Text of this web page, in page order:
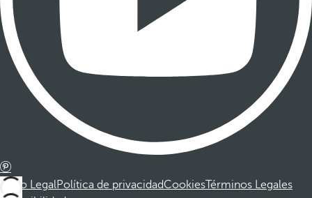
Aviso LegalPolítica de privacidadCookiesTérminos Legales